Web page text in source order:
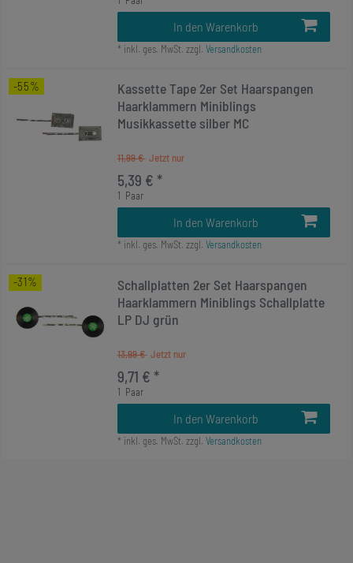
In den Warenkorb
* inkl. ges. MwSt. zzgl. Versandkosten
-55%
Kassette Tape 2er Set Haarspangen
Haarklammern Miniblings
Musikkassette silber MC
11,99 €
5,39 € *
1 Paar
In den Warenkorb
* inkl. ges. MwSt. zzgl. Versandkosten
-31%
Schallplatten 2er Set Haarspangen
Haarklammern Miniblings Schallplatte
LP DJ grün
13,99 €
9,71 € *
1 Paar
In den Warenkorb
* inkl. ges. MwSt. zzgl. Versandkosten